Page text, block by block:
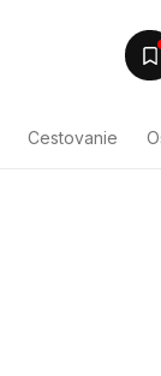
Cestovanie